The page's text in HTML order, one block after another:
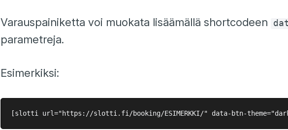
Varauspainiketta voi muokata lisäämällä shortcodeen
parametreja.
Esimerkiksi: